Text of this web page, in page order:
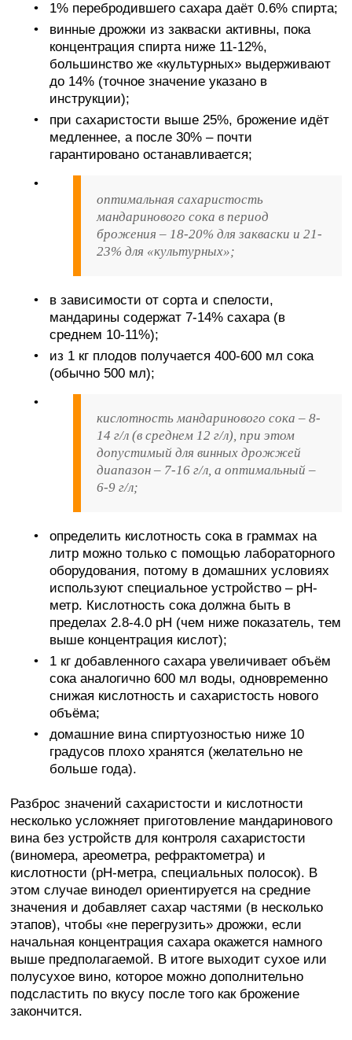
1% перебродившего сахара даёт 0.6% спирта;
винные дрожжи из закваски активны, пока
концентрация спирта ниже 11-12%,
большинство же «культурных» выдерживают
до 14% (точное значение указано в
инструкции);
при сахаристости выше 25%, брожение идёт
медленнее, а после 30% – почти
гарантировано останавливается;
оптимальная сахаристость
мандаринового сока в период
брожения – 18-20% для закваски и 21-
23% для «культурных»;
в зависимости от сорта и спелости,
мандарины содержат 7-14% сахара (в
среднем 10-11%);
из 1 кг плодов получается 400-600 мл сока
(обычно 500 мл);
кислотность мандаринового сока – 8-
14 г/л (в среднем 12 г/л), при этом
допустимый для винных дрожжей
диапазон – 7-16 г/л, а оптимальный –
6-9 г/л;
определить кислотность сока в граммах на
литр можно только с помощью лабораторного
оборудования, потому в домашних условиях
используют специальное устройство – pH-
метр. Кислотность сока должна быть в
пределах 2.8-4.0 pH (чем ниже показатель, тем
выше концентрация кислот);
1 кг добавленного сахара увеличивает объём
сока аналогично 600 мл воды, одновременно
снижая кислотность и сахаристость нового
объёма;
домашние вина спиртуозностью ниже 10
градусов плохо хранятся (желательно не
больше года).
Разброс значений сахаристости и кислотности
несколько усложняет приготовление мандаринового
вина без устройств для контроля сахаристости
(виномера, ареометра, рефрактометра) и
кислотности (pH-метра, специальных полосок). В
этом случае винодел ориентируется на средние
значения и добавляет сахар частями (в несколько
этапов), чтобы «не перегрузить» дрожжи, если
начальная концентрация сахара окажется намного
выше предполагаемой. В итоге выходит сухое или
полусухое вино, которое можно дополнительно
подсластить по вкусу после того как брожение
закончится.